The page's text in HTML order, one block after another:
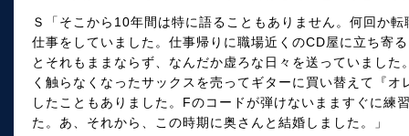
Ｓ「そこから10年間は特に語ることもありません。何回か
仕事をしていました。仕事帰りに職場近くのCD屋に立ち寄
とそれもままならず、なんだか虚ろな日々を送っていまし
く触らなくなったサックスを売ってギターに買い替えて『
したこともありました。Fのコードが弾けないまますぐに練
た。あ、それから、この時期に奥さんと結婚しました。」